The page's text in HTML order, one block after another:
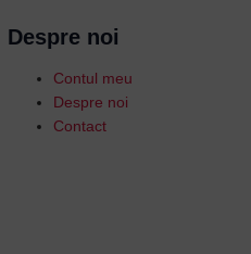
Despre noi
Contul meu
Despre noi
Contact